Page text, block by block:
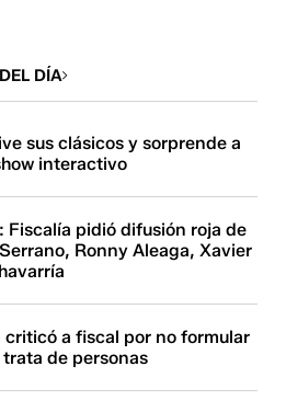
DÍA
sus clásicos y sorprende a
interactivo
Fiscalía pidió difusión roja de
Ronny Aleaga, Xavier
criticó a fiscal por no formular
de personas